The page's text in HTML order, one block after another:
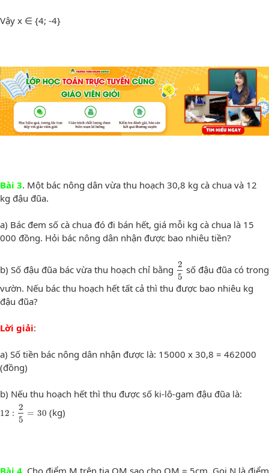
Vậy x ∈ {4; -4}
Bài 3. Một bác nông dân vừa thu hoạch 30,8 kg cà chua và 12
kg đậu đũa.
a) Bác đem số cà chua đó đi bán hết, giá mỗi kg cà chua là 15
000 đồng. Hỏi bác nông dân nhận được bao nhiêu tiền?
b) Số đậu đũa bác vừa thu hoạch chỉ bằng 2
5
25 số đậu đũa có trong
vườn. Nếu bác thu hoạch hết tất cả thì thu được bao nhiêu kg
đậu đũa?
Lời giải:
a) Số tiền bác nông dân nhận được là: 15000 x 30,8 = 462000
(đồng)
b) Nếu thu hoạch hết thì thu được số ki-lô-gam đậu đũa là:
12 :
2
5
= 30
12 5 30 (kg)